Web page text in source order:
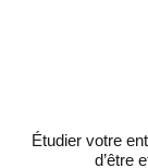
Étudier votre
d’être